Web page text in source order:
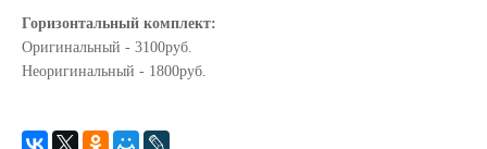
Горизонтальный комплект:
Оригинальный - 3100руб.
Неоригинальный - 1800руб.